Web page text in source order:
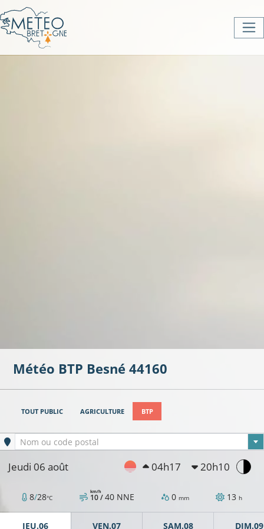
Météo BTP Besné 44160
TOUT PUBLIC AGRICULTURE BTP
Ville sélectionnée
Nom ou code postal
Jeudi 06 août 04h17 20h10
8/28°C 10 /
km/h 40 NNE 0 mm 13 h
JEU.06 VEN.07 SAM.08 DIM.09
13°C